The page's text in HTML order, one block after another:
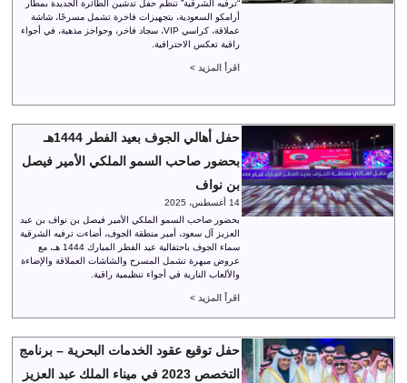
“ترفيه الشرقية” تنظم حفل تدشين الطائرة الجديدة بمطار
أرامكو السعودية، بتجهيزات فاخرة تشمل مسرحًا، شاشة
عملاقة، كراسي VIP، سجاد فاخر، وحواجز مذهبة، في أجواء
راقية تعكس الاحترافية.
اقرأ المزيد >
حفل أهالي الجوف بعيد الفطر 1444هـ
بحضور صاحب السمو الملكي الأمير فيصل
بن نواف
14 أغسطس، 2025
بحضور صاحب السمو الملكي الأمير فيصل بن نواف بن عبد
العزيز آل سعود، أمير منطقة الجوف، أضاءت ترفيه الشرقية
سماء الجوف باحتفالية عيد الفطر المبارك 1444 هـ، مع
عروض مبهرة تشمل المسرح والشاشات العملاقة والإضاءة
والألعاب النارية في أجواء تنظيمية راقية.
اقرأ المزيد >
حفل توقيع عقود الخدمات البحرية – برنامج
التخصص 2023 في ميناء الملك عبد العزيز